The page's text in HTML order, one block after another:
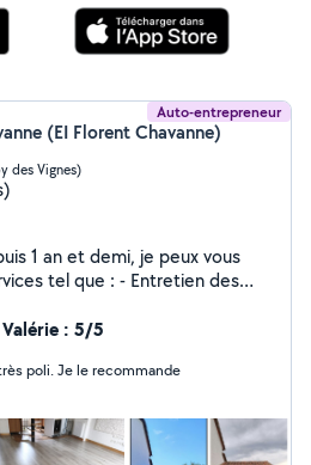
Auto-entrepreneur
(EI Florent Chavanne)
des Vignes)
1 an et demi, je peux vous
: - Entretien des
revêtement de sol (parquet
Montage de meubles en kit -
déduction d'impôt de 50% sur
: 5/5
poli. Je le recommande